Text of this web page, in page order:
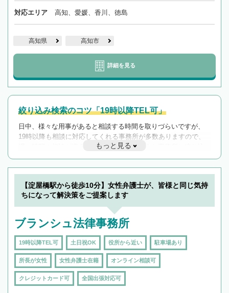
対応エリア 高知、愛媛、香川、徳島
高知県 高知市
詳細を見る
絞り込み検索のコツ「19時以降TEL可」
日中、様々な用事があると相談する時間を取りづらいですが、
19時以降も相談に対応してくれる事務所が多数ありますので、
遅い時間の相談が増えそうな場合はそのような事務所に絞り込
んで検索してみましょう。
19時以降TEL可の条件
を加えて再検索
もっと見る
【淀屋橋駅から徒歩10分】女性弁護士が、皆様と同じ気持
ちになって解決策をご提案します
ブランシュ法律事務所
19時以降TEL可 土日祝OK 役所から近い 駐車場あり
所長が女性 女性弁護士在籍 オンライン相談可
クレジットカード可 全国出張対応可